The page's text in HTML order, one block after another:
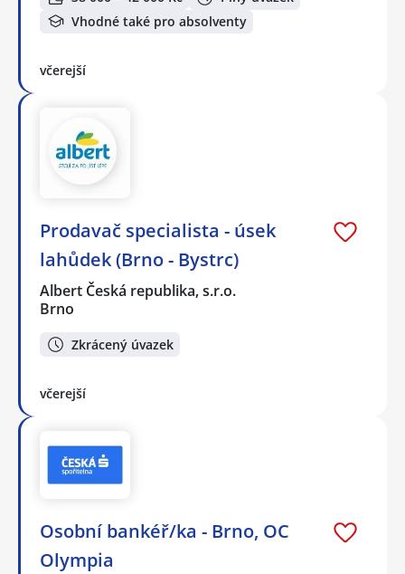
Vhodné také pro absolventy
včerejší
Prodavač specialista - úsek
lahůdek (Brno - Bystrc)
Albert Česká republika, s.r.o.
Brno
Zkrácený úvazek
včerejší
Osobní bankéř/ka - Brno, OC
Olympia